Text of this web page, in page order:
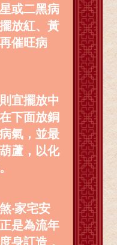
或二黑病
放紅、黃
催旺病
宜擺放中
下面放銅
氣，並最
蘆，以化
‧家宅安
是為流年
身訂造，